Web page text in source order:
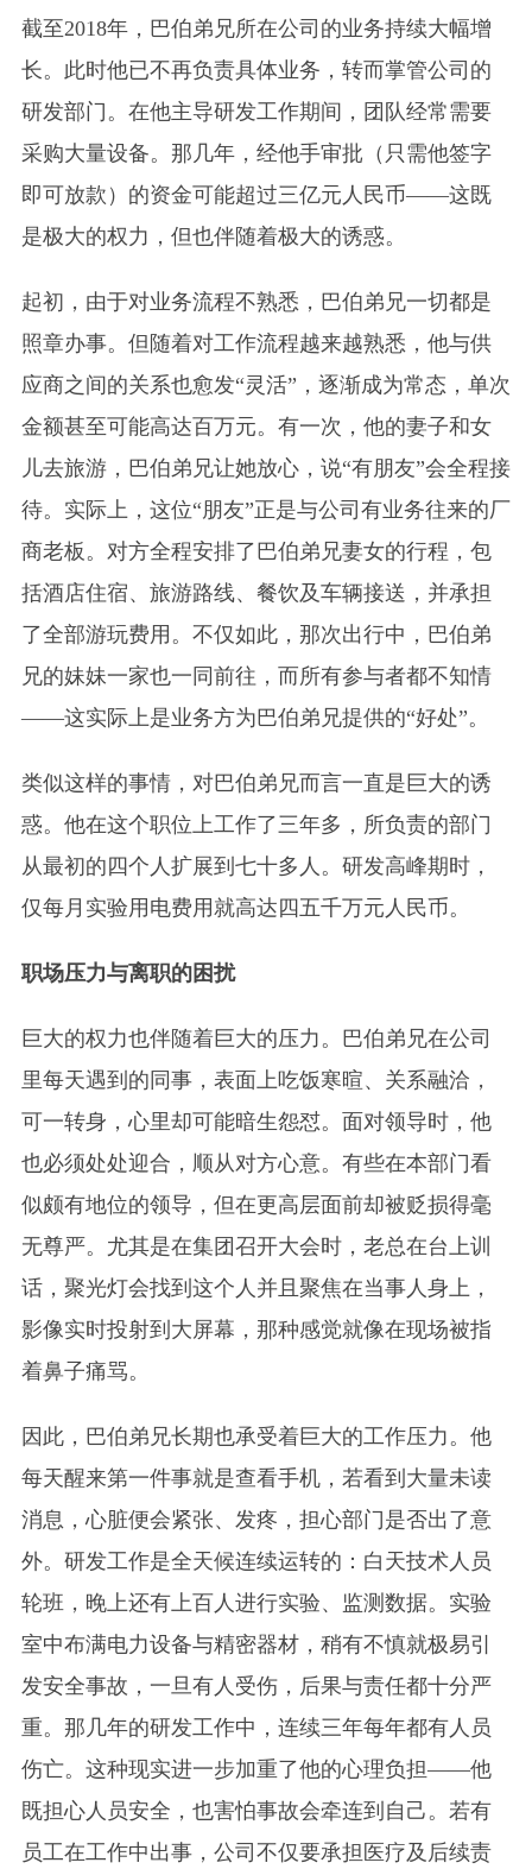
截至2018年，巴伯弟兄所在公司的业务持续大幅增
长。此时他已不再负责具体业务，转而掌管公司的
研发部门。在他主导研发工作期间，团队经常需要
采购大量设备。那几年，经他手审批（只需他签字
即可放款）的资金可能超过三亿元人民币——这既
是极大的权力，但也伴随着极大的诱惑。
起初，由于对业务流程不熟悉，巴伯弟兄一切都是
照章办事。但随着对工作流程越来越熟悉，他与供
应商之间的关系也愈发“灵活”，逐渐成为常态，单次
金额甚至可能高达百万元。有一次，他的妻子和女
儿去旅游，巴伯弟兄让她放心，说“有朋友”会全程接
待。实际上，这位“朋友”正是与公司有业务往来的厂
商老板。对方全程安排了巴伯弟兄妻女的行程，包
括酒店住宿、旅游路线、餐饮及车辆接送，并承担
了全部游玩费用。不仅如此，那次出行中，巴伯弟
兄的妹妹一家也一同前往，而所有参与者都不知情
——这实际上是业务方为巴伯弟兄提供的“好处”。
类似这样的事情，对巴伯弟兄而言一直是巨大的诱
惑。他在这个职位上工作了三年多，所负责的部门
从最初的四个人扩展到七十多人。研发高峰期时，
仅每月实验用电费用就高达四五千万元人民币。
职场压力与离职的困扰
巨大的权力也伴随着巨大的压力。巴伯弟兄在公司
里每天遇到的同事，表面上吃饭寒暄、关系融洽，
可一转身，心里却可能暗生怨怼。面对领导时，他
也必须处处迎合，顺从对方心意。有些在本部门看
似颇有地位的领导，但在更高层面前却被贬损得毫
无尊严。尤其是在集团召开大会时，老总在台上训
话，聚光灯会找到这个人并且聚焦在当事人身上，
影像实时投射到大屏幕，那种感觉就像在现场被指
着鼻子痛骂。
因此，巴伯弟兄长期也承受着巨大的工作压力。他
每天醒来第一件事就是查看手机，若看到大量未读
消息，心脏便会紧张、发疼，担心部门是否出了意
外。研发工作是全天候连续运转的：白天技术人员
轮班，晚上还有上百人进行实验、监测数据。实验
室中布满电力设备与精密器材，稍有不慎就极易引
发安全事故，一旦有人受伤，后果与责任都十分严
重。那几年的研发工作中，连续三年每年都有人员
伤亡。这种现实进一步加重了他的心理负担——他
既担心人员安全，也害怕事故会牵连到自己。若有
员工在工作中出事，公司不仅要承担医疗及后续责